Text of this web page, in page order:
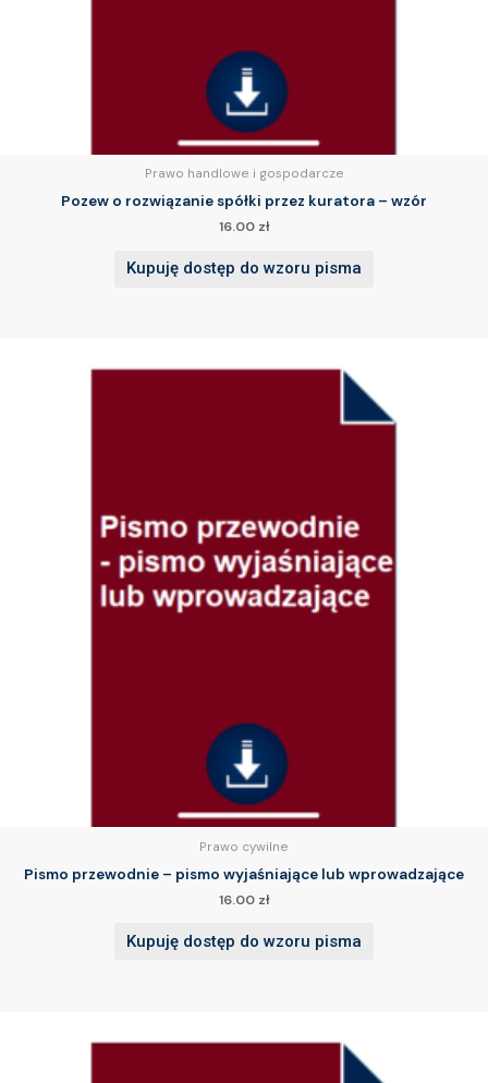
Prawo handlowe i gospodarcze
Pozew o rozwiązanie spółki przez kuratora – wzór
16.00 zł
Kupuję dostęp do wzoru pisma
Prawo cywilne
Pismo przewodnie – pismo wyjaśniające lub wprowadzające
16.00 zł
Kupuję dostęp do wzoru pisma